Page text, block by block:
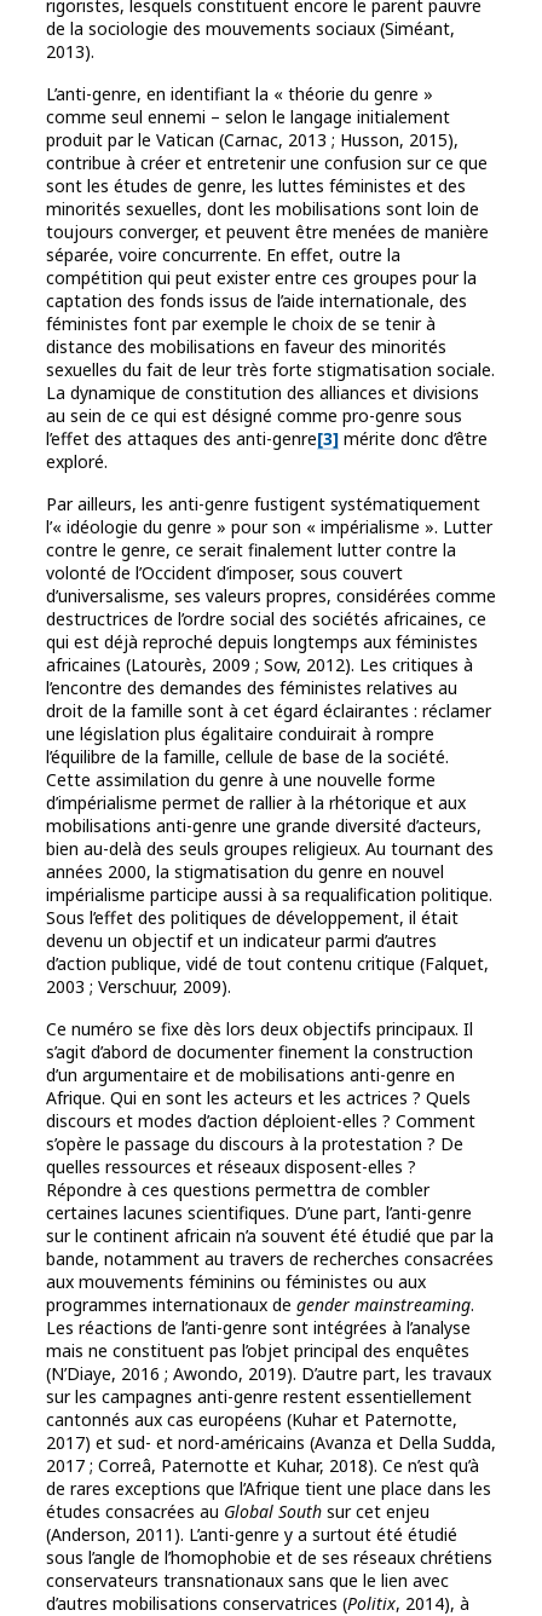
rigoristes, lesquels constituent encore le parent pauvre
de la sociologie des mouvements sociaux (Siméant,
2013).
L’anti-genre, en identifiant la « théorie du genre »
comme seul ennemi – selon le langage initialement
produit par le Vatican (Carnac, 2013 ; Husson, 2015),
contribue à créer et entretenir une confusion sur ce que
sont les études de genre, les luttes féministes et des
minorités sexuelles, dont les mobilisations sont loin de
toujours converger, et peuvent être menées de manière
séparée, voire concurrente. En effet, outre la
compétition qui peut exister entre ces groupes pour la
captation des fonds issus de l’aide internationale, des
féministes font par exemple le choix de se tenir à
distance des mobilisations en faveur des minorités
sexuelles du fait de leur très forte stigmatisation sociale.
La dynamique de constitution des alliances et divisions
au sein de ce qui est désigné comme pro-genre sous
l’effet des attaques des anti-genre[3] mérite donc d’être
exploré.
Par ailleurs, les anti-genre fustigent systématiquement
l’« idéologie du genre » pour son « impérialisme ». Lutter
contre le genre, ce serait finalement lutter contre la
volonté de l’Occident d’imposer, sous couvert
d’universalisme, ses valeurs propres, considérées comme
destructrices de l’ordre social des sociétés africaines, ce
qui est déjà reproché depuis longtemps aux féministes
africaines (Latourès, 2009 ; Sow, 2012). Les critiques à
l’encontre des demandes des féministes relatives au
droit de la famille sont à cet égard éclairantes : réclamer
une législation plus égalitaire conduirait à rompre
l’équilibre de la famille, cellule de base de la société.
Cette assimilation du genre à une nouvelle forme
d’impérialisme permet de rallier à la rhétorique et aux
mobilisations anti-genre une grande diversité d’acteurs,
bien au-delà des seuls groupes religieux. Au tournant des
années 2000, la stigmatisation du genre en nouvel
impérialisme participe aussi à sa requalification politique.
Sous l’effet des politiques de développement, il était
devenu un objectif et un indicateur parmi d’autres
d’action publique, vidé de tout contenu critique (Falquet,
2003 ; Verschuur, 2009).
Ce numéro se fixe dès lors deux objectifs principaux. Il
s’agit d’abord de documenter finement la construction
d’un argumentaire et de mobilisations anti-genre en
Afrique. Qui en sont les acteurs et les actrices ? Quels
discours et modes d’action déploient-elles ? Comment
s’opère le passage du discours à la protestation ? De
quelles ressources et réseaux disposent-elles ?
Répondre à ces questions permettra de combler
certaines lacunes scientifiques. D’une part, l’anti-genre
sur le continent africain n’a souvent été étudié que par la
bande, notamment au travers de recherches consacrées
aux mouvements féminins ou féministes ou aux
programmes internationaux de gender mainstreaming.
Les réactions de l’anti-genre sont intégrées à l’analyse
mais ne constituent pas l’objet principal des enquêtes
(N’Diaye, 2016 ; Awondo, 2019). D’autre part, les travaux
sur les campagnes anti-genre restent essentiellement
cantonnés aux cas européens (Kuhar et Paternotte,
2017) et sud- et nord-américains (Avanza et Della Sudda,
2017 ; Correâ, Paternotte et Kuhar, 2018). Ce n’est qu’à
de rares exceptions que l’Afrique tient une place dans les
études consacrées au Global South sur cet enjeu
(Anderson, 2011). L’anti-genre y a surtout été étudié
sous l’angle de l’homophobie et de ses réseaux chrétiens
conservateurs transnationaux sans que le lien avec
d’autres mobilisations conservatrices (Politix, 2014), à